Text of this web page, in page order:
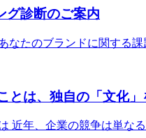
グ診断のご案内
なたのブランドに関する
とは、独自の「文化」
近年、企業の競争は単